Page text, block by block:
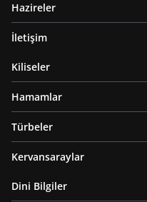
Hazireler
İletişim
Kiliseler
Hamamlar
Türbeler
Kervansaraylar
Dini Bilgiler